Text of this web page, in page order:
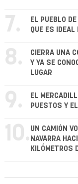
7.
EL PUEBLO
QUE ES IDEAL
8.
CIERRA UNA
Y YA SE
LUGAR
9.
EL
PUESTOS Y
10. UN CAMIÓN
NAVARRA
KILÓMETROS